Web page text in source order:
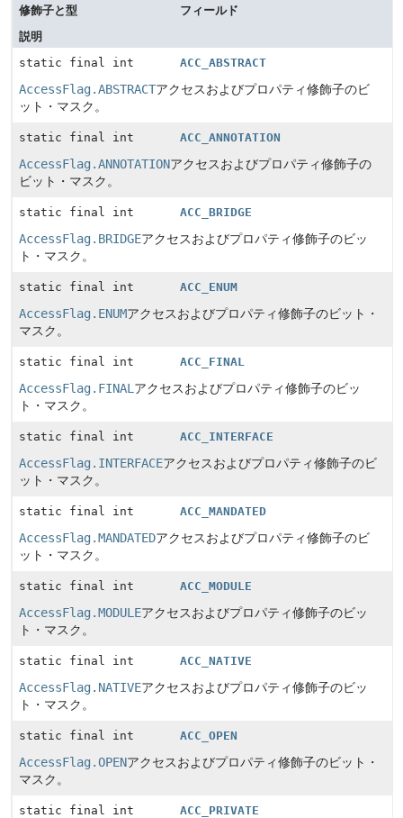
修飾子と型
フィールド
説明
static final int
ACC_ABSTRACT
AccessFlag.ABSTRACTアクセスおよびプロパティ修飾子のビ
ット・マスク。
static final int ACC_ANNOTATION
AccessFlag.ANNOTATIONアクセスおよびプロパティ修飾子の
ビット・マスク。
static final int ACC_BRIDGE
AccessFlag.BRIDGEアクセスおよびプロパティ修飾子のビッ
ト・マスク。
static final int ACC_ENUM
AccessFlag.ENUMアクセスおよびプロパティ修飾子のビット・
マスク。
static final int ACC_FINAL
AccessFlag.FINAL アクセスおよびプロパティ修飾子のビッ
ト・マスク。
static final int ACC_INTERFACE
AccessFlag.INTERFACEアクセスおよびプロパティ修飾子のビ
ット・マスク。
static final int ACC_MANDATED
AccessFlag.MANDATEDアクセスおよびプロパティ修飾子のビ
ット・マスク。
static final int ACC_MODULE
AccessFlag.MODULEアクセスおよびプロパティ修飾子のビッ
ト・マスク。
static final int ACC_NATIVE
AccessFlag.NATIVEアクセスおよびプロパティ修飾子のビッ
ト・マスク。
static final int ACC_OPEN
AccessFlag.OPENアクセスおよびプロパティ修飾子のビット・
マスク。
static final int ACC_PRIVATE